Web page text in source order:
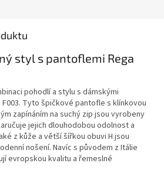
styl s pantoflemi Rega
pohodlí a stylu s dámskými
Tyto špičkové pantofle s klínkovou
zapínáním na suchý zip jsou vyrobeny
jejich dlouhodobou odolnost a
z kůže a větší šířkou obuvi H jsou
nošení. Navíc s původem z Itálie
evropskou kvalitu a řemeslné